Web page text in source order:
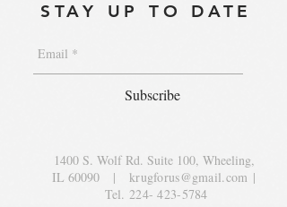
STAY UP TO DATE
Subscribe
1400 S. Wolf Rd. Suite 100, Wheeling,
IL 60090 |krugforus@gmail.com |
Tel.224- 423-5784